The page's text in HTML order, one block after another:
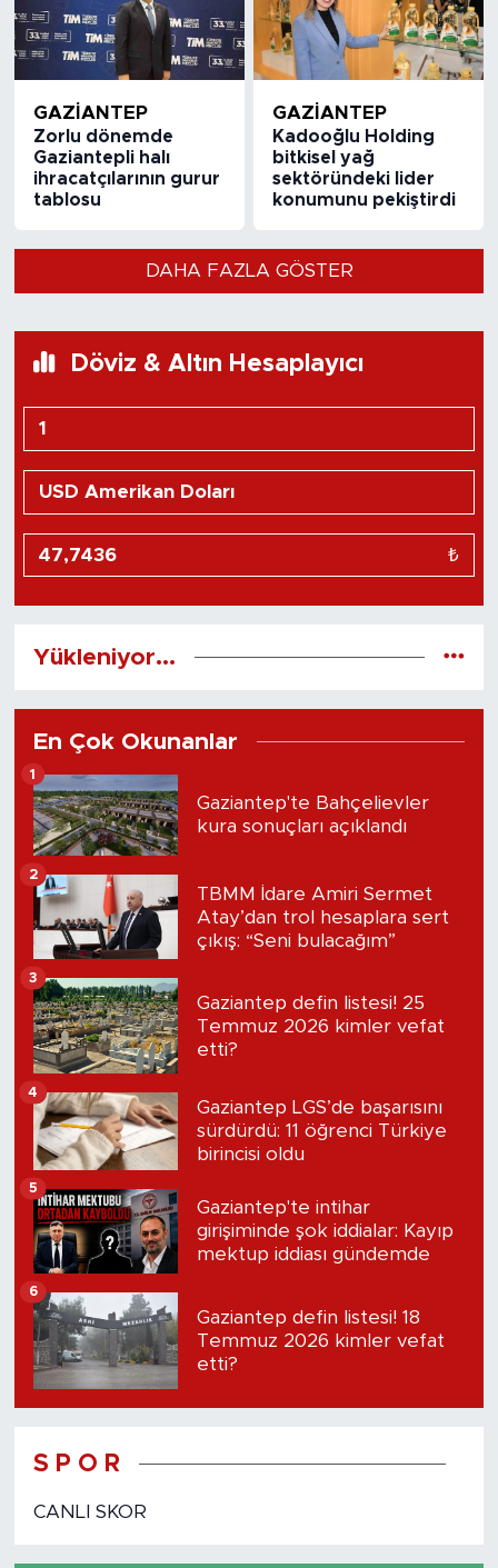
GAZIANTEP
Zorlu dönemde
Gaziantepli halı
ihracatçılarının gurur
tablosu
GAZIANTEP
Kadooğlu Holding
bitkisel yağ
sektöründeki lider
konumunu pekiştirdi
DAHA FAZLA GÖSTER
Döviz & Altın Hesaplayıcı
₺
Yükleniyor...
En Çok Okunanlar
Gaziantep'te Bahçelievler
kura sonuçları açıklandı
1
TBMM İdare Amiri Sermet
Atay’dan trol hesaplara sert
çıkış: “Seni bulacağım”
2
Gaziantep defin listesi! 25
Temmuz 2026 kimler vefat
etti?
3
Gaziantep LGS’de başarısını
sürdürdü: 11 öğrenci Türkiye
birincisi oldu
4
Gaziantep'te intihar
girişiminde şok iddialar: Kayıp
mektup iddiası gündemde
5
Gaziantep defin listesi! 18
Temmuz 2026 kimler vefat
etti?
6
S P O R
CANLI SKOR